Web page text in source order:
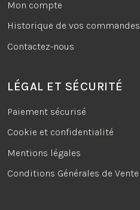
Mon compte
Historique de vos commandes
Contactez-nous
LÉGAL ET SÉCURITÉ
Paiement sécurisé
Cookie et confidentialité
Mentions légales
Conditions Générales de Vente